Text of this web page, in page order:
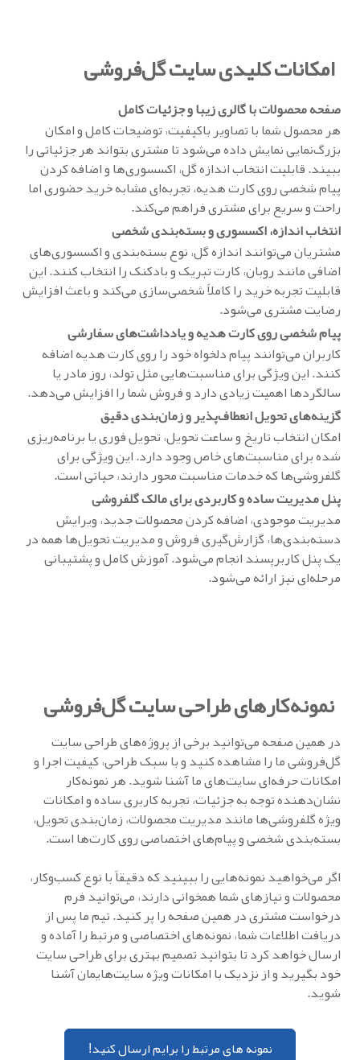
امکانات کلیدی سایت گل‌فروشی
صفحه محصولات با گالری زیبا و جزئیات کامل
هر محصول شما با تصاویر باکیفیت، توضیحات کامل و امکان
بزرگ‌نمایی نمایش داده می‌شود تا مشتری بتواند هر جزئیاتی را
ببیند. قابلیت انتخاب اندازه گل، اکسسوری‌ها و اضافه کردن
پیام شخصی روی کارت هدیه، تجربه‌ای مشابه خرید حضوری اما
راحت و سریع برای مشتری فراهم می‌کند.
انتخاب اندازه، اکسسوری و بسته‌بندی شخصی
مشتریان می‌توانند اندازه گل، نوع بسته‌بندی و اکسسوری‌های
اضافی مانند روبان، کارت تبریک و بادکنک را انتخاب کنند. این
قابلیت تجربه خرید را کاملاً شخصی‌سازی می‌کند و باعث افزایش
رضایت مشتری می‌شود.
پیام شخصی روی کارت هدیه و یادداشت‌های سفارشی
کاربران می‌توانند پیام دلخواه خود را روی کارت هدیه اضافه
کنند. این ویژگی برای مناسبت‌هایی مثل تولد، روز مادر یا
سالگردها اهمیت زیادی دارد و فروش شما را افزایش می‌دهد.
گزینه‌های تحویل انعطاف‌پذیر و زمان‌بندی دقیق
امکان انتخاب تاریخ و ساعت تحویل، تحویل فوری یا برنامه‌ریزی
شده برای مناسبت‌های خاص وجود دارد. این ویژگی برای
گلفروشی‌ها که خدمات مناسبت محور دارند، حیاتی است.
پنل مدیریت ساده و کاربردی برای مالک گلفروشی
مدیریت موجودی، اضافه کردن محصولات جدید، ویرایش
دسته‌بندی‌ها، گزارش‌گیری فروش و مدیریت تحویل‌ها همه در
یک پنل کاربرپسند انجام می‌شود. آموزش کامل و پشتیبانی
مرحله‌ای نیز ارائه می‌شود.
نمونه‌کارهای طراحی سایت گل‌فروشی
در همین صفحه می‌توانید برخی از پروژه‌های طراحی سایت
گل‌فروشی ما را مشاهده کنید و با سبک طراحی، کیفیت اجرا و
امکانات حرفه‌ای سایت‌های ما آشنا شوید. هر نمونه‌کار
نشان‌دهنده توجه به جزئیات، تجربه کاربری ساده و امکانات
ویژه گلفروشی‌ها مانند مدیریت محصولات، زمان‌بندی تحویل،
بسته‌بندی شخصی و پیام‌های اختصاصی روی کارت‌ها است.
اگر می‌خواهید نمونه‌هایی را ببینید که دقیقاً با نوع کسب‌وکار،
محصولات و نیازهای شما همخوانی دارند، می‌توانید فرم
درخواست مشتری در همین صفحه را پر کنید. تیم ما پس از
دریافت اطلاعات شما، نمونه‌های اختصاصی و مرتبط را آماده و
ارسال خواهد کرد تا بتوانید تصمیم بهتری برای طراحی سایت
خود بگیرید و از نزدیک با امکانات ویژه سایت‌هایمان آشنا
شوید.
نمونه های مرتبط را برایم ارسال کنید!